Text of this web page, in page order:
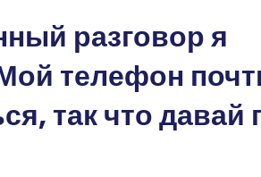
разговор я
телефон
так что давай